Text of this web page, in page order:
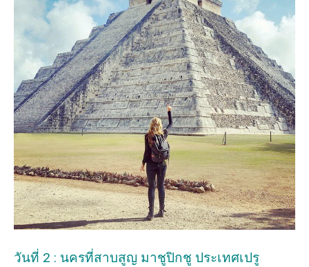
วันที่ 2 : นครที่สาบสูญ มาชูปิกชู ประเทศเปรู